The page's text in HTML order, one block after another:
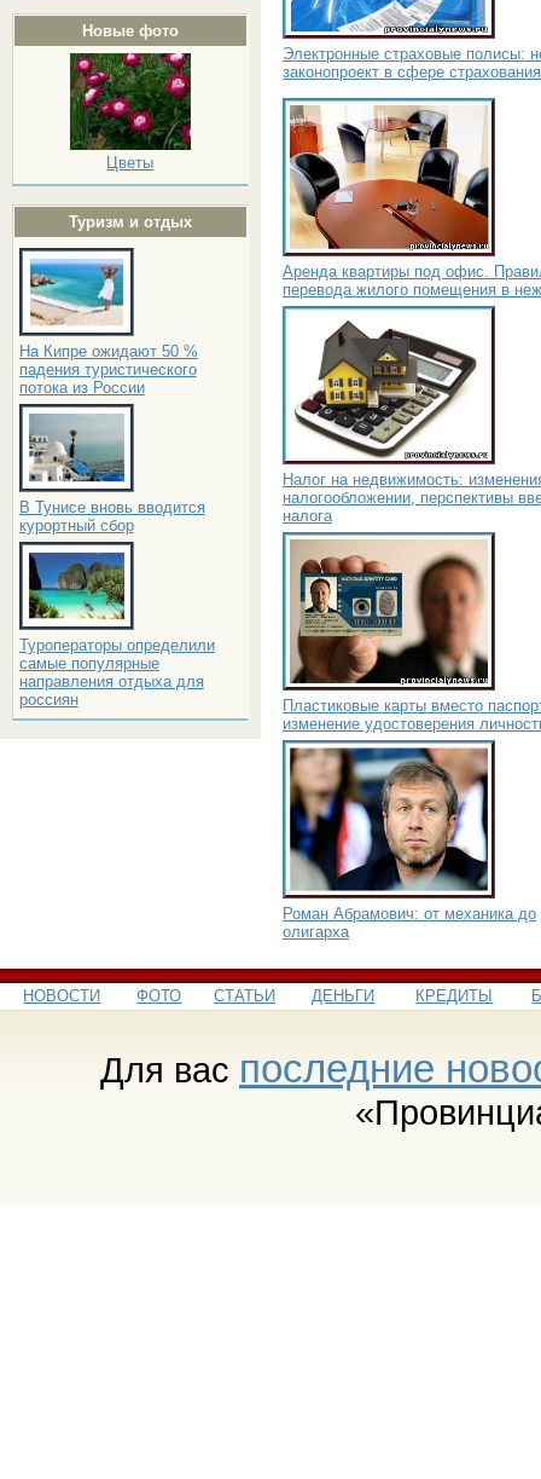
Новые фото
Цветы
Туризм и отдых
На Кипре ожидают 50 %
падения туристического
потока из России
В Тунисе вновь вводится
курортный сбор
Туроператоры определили
самые популярные
направления отдыха для
россиян
Электронные страховые полисы:
законопроект в сфере страхования
Аренда квартиры под офис.
перевода жилого помещения в
Налог на недвижимость:
налогообложении, перспективы
налога
Пластиковые карты вместо
изменение удостоверения
Роман Абрамович: от механика до
олигарха
НОВОСТИ ФОТО СТАТЬИ ДЕНЬГИ КРЕДИТЫ
Для вас последние